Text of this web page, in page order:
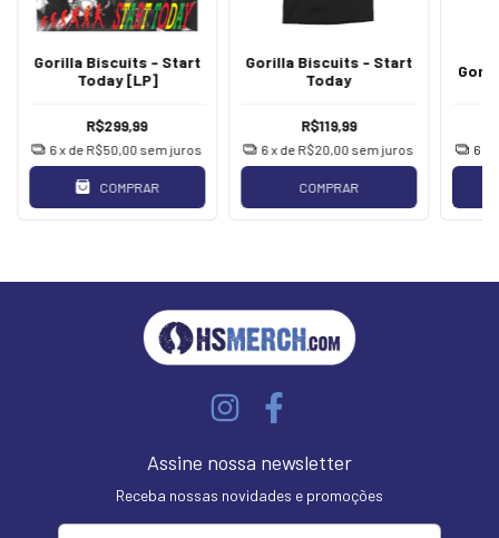
Gorilla Biscuits - Start
Today [LP]
R$299,99
6x de R$50,00 sem juros
COMPRAR
Gorilla Biscuits - Start
Today
R$119,99
6 x de R$20,00 sem juros
COMPRAR
6
Assine nossa newsletter
Receba nossas novidades e promoções